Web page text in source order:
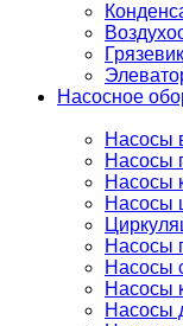
Насосное
Насосы
Насосы
Насосы
Насосы
Насосы
Насосы
Насосы
Насосы